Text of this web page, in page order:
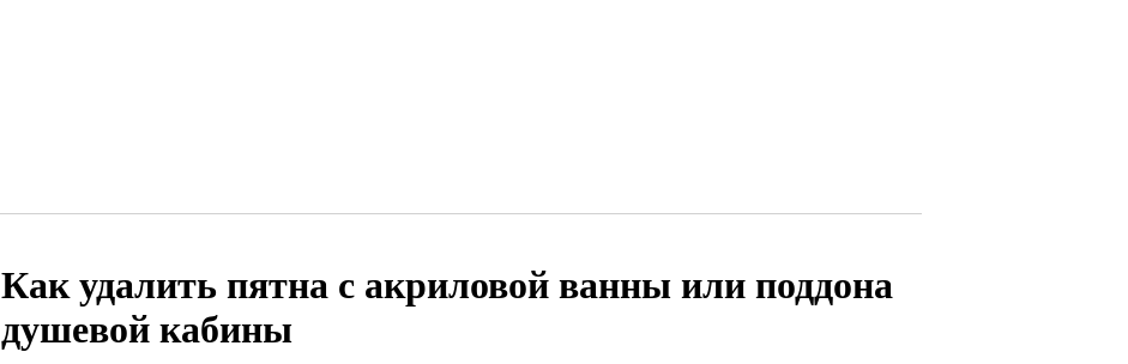
Как удалить пятна с акриловой ванны или поддона
душевой кабины